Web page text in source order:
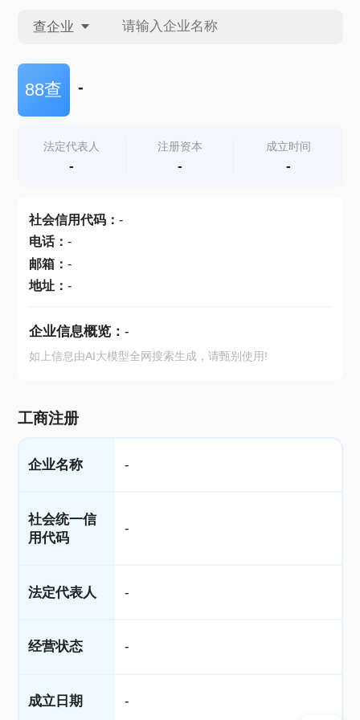
查企业
查企业
查产地
88查 -
法定代表人
-
注册资本
-
成立时间
-
社会信用代码： -
电话： -
邮箱： -
地址： -
企业信息概览： -
如上信息由AI大模型全网搜索生成，请甄别使用!
工商注册
企业名称 -
社会统一信
用代码
-
法定代表人 -
经营状态 -
成立日期 -